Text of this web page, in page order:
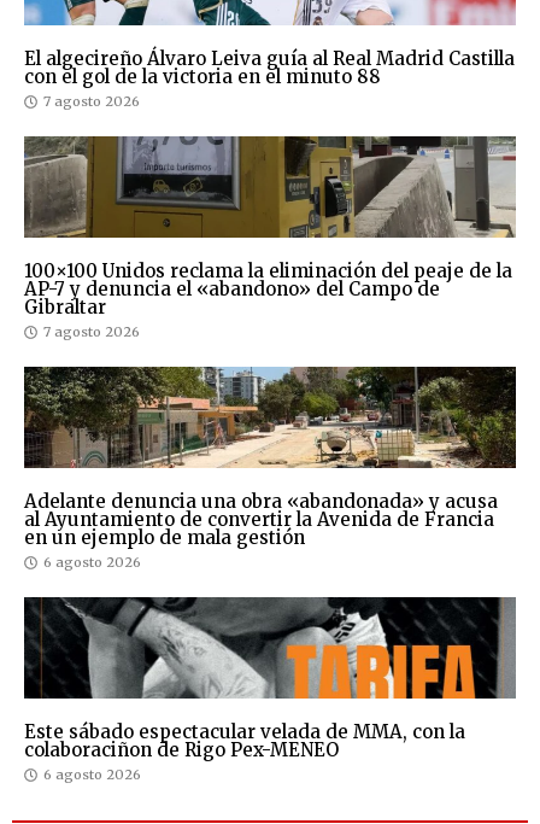
El algecireño Álvaro Leiva guía al Real Madrid Castilla
con el gol de la victoria en el minuto 88
7 agosto 2026
100×100 Unidos reclama la eliminación del peaje de la
AP-7 y denuncia el «abandono» del Campo de
Gibraltar
7 agosto 2026
Adelante denuncia una obra «abandonada» y acusa
al Ayuntamiento de convertir la Avenida de Francia
en un ejemplo de mala gestión
6 agosto 2026
Este sábado espectacular velada de MMA, con la
colaboraciñon de Rigo Pex-MENEO
6 agosto 2026